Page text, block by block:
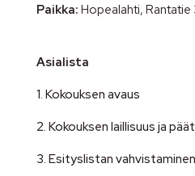
Paikka: Hopealahti,
Asialista
1. Kokouksen avaus
2. Kokouksen laillisuus ja
3. Esityslistan vahvistaminen